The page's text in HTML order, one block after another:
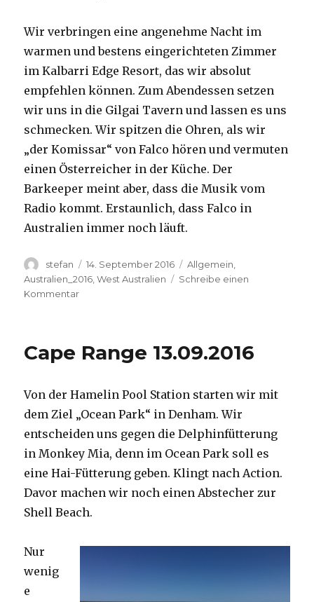
Wir verbringen eine angenehme Nacht im
warmen und bestens eingerichteten Zimmer
im Kalbarri Edge Resort, das wir absolut
empfehlen können. Zum Abendessen setzen
wir uns in die Gilgai Tavern und lassen es uns
schmecken. Wir spitzen die Ohren, als wir
„der Komissar“ von Falco hören und vermuten
einen Österreicher in der Küche. Der
Barkeeper meint aber, dass die Musik vom
Radio kommt. Erstaunlich, dass Falco in
Australien immer noch läuft.
Autor
stefan
Veröffentlicht
am
14. September 2016 Kategorien
Allgemein
Australien_2016 ,West Australien
Schreibe einen
Kommentarzu
Cape Range 13.09.2016
Von der Hamelin Pool Station starten wir mit
dem Ziel „Ocean Park“ in Denham. Wir
entscheiden uns gegen die Delphinfütterung
in Monkey Mia, denn im Ocean Park soll es
eine Hai-Fütterung geben. Klingt nach Action.
Davor machen wir noch einen Abstecher zur
Shell Beach.
Nur
wenig
e